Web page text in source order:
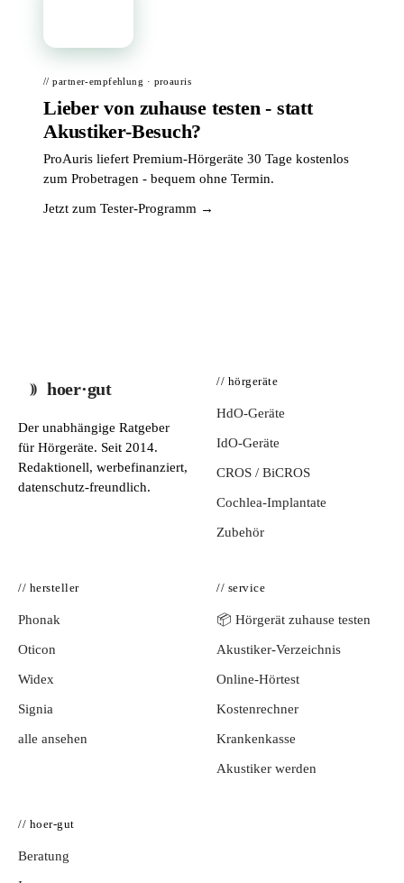
// partner-empfehlung · proauris
Lieber von zuhause testen - statt
Akustiker-Besuch?
ProAuris liefert Premium-Hörgeräte 30 Tage kostenlos
zum Probetragen - bequem ohne Termin.
Jetzt zum Tester-Programm →
hoer·gut
Der unabhängige Ratgeber
für Hörgeräte. Seit 2014.
Redaktionell, werbefinanziert,
datenschutz-freundlich.
// hörgeräte
HdO-Geräte
IdO-Geräte
CROS / BiCROS
Cochlea-Implantate
Zubehör
// hersteller
Phonak
Oticon
Widex
Signia
alle ansehen
// service
📦 Hörgerät zuhause testen
Akustiker-Verzeichnis
Online-Hörtest
Kostenrechner
Krankenkasse
Akustiker werden
// hoer-gut
Beratung